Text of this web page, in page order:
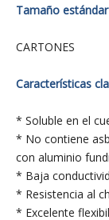
Tamaño estándar
CARTONES
Características
* Soluble en el
* No contiene
con aluminio
* Baja
* Resistencia al
* Excelente